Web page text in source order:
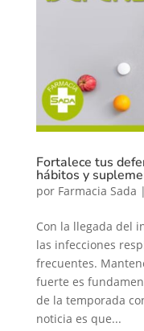
Fortalece tus
hábitos y
por Farmacia Sada |
​Con la llegada del
las infecciones
frecuentes.
fuerte es
de la temporada
noticia es que...